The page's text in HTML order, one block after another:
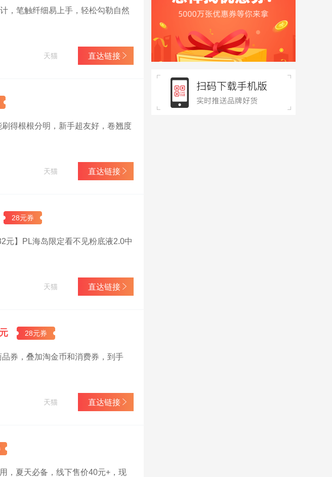
，笔触纤细易上手，轻松勾勒自然
直达链接
天猫
得根根分明，新手超友好，卷翘度
直达链接
天猫
28元券
元】PL海岛限定看不见粉底液2.0中
直达链接
天猫
28元券
券，叠加淘金币和消费券，到手
直达链接
天猫
，夏天必备，线下售价40元+，现